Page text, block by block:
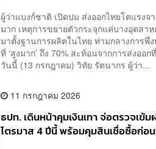
ผู้ว่าแบงก์ชาติ เปิดปม ส่งออกไทยโตแรงจ
มาก เหตุการขยายตัวกระจุกแค่บางอุตสา
มาตั้งฐานการผลิตในไทย ท่ามกลางการพึ่
ที่ ‘สูงมาก’ ถึง 70% สะท้อนจากการส่งออ
วันนี้ (13 กรกฎาคม) วิทัย รัตนากร ผู้ว่า...
11 กรกฎาคม 2026
ธปท. เดินหน้าคุมเงินเทา จ่อตรวจเข้
ไตรมาส 4 ปีนี้ พร้อมคุมสินเชื่อซื้อก่อ